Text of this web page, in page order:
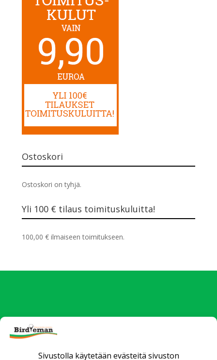
Ostoskori
Ostoskori on tyhjä.
Yli 100 € tilaus toimituskuluitta!
100,00 €ilmaiseen toimitukseen.
Uutiset Verkkokauppa Yrityksille